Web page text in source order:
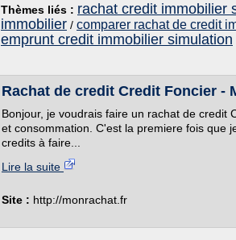
Thèmes liés : rachat credit immobilier
immobilier / comparer rachat de credit
emprunt credit immobilier simulation
Rachat de credit Credit Foncier -
Bonjour, je voudrais faire un rachat de credit
et consommation. C'est la premiere fois que
credits à faire...
Lire la suite
Site : http://monrachat.fr